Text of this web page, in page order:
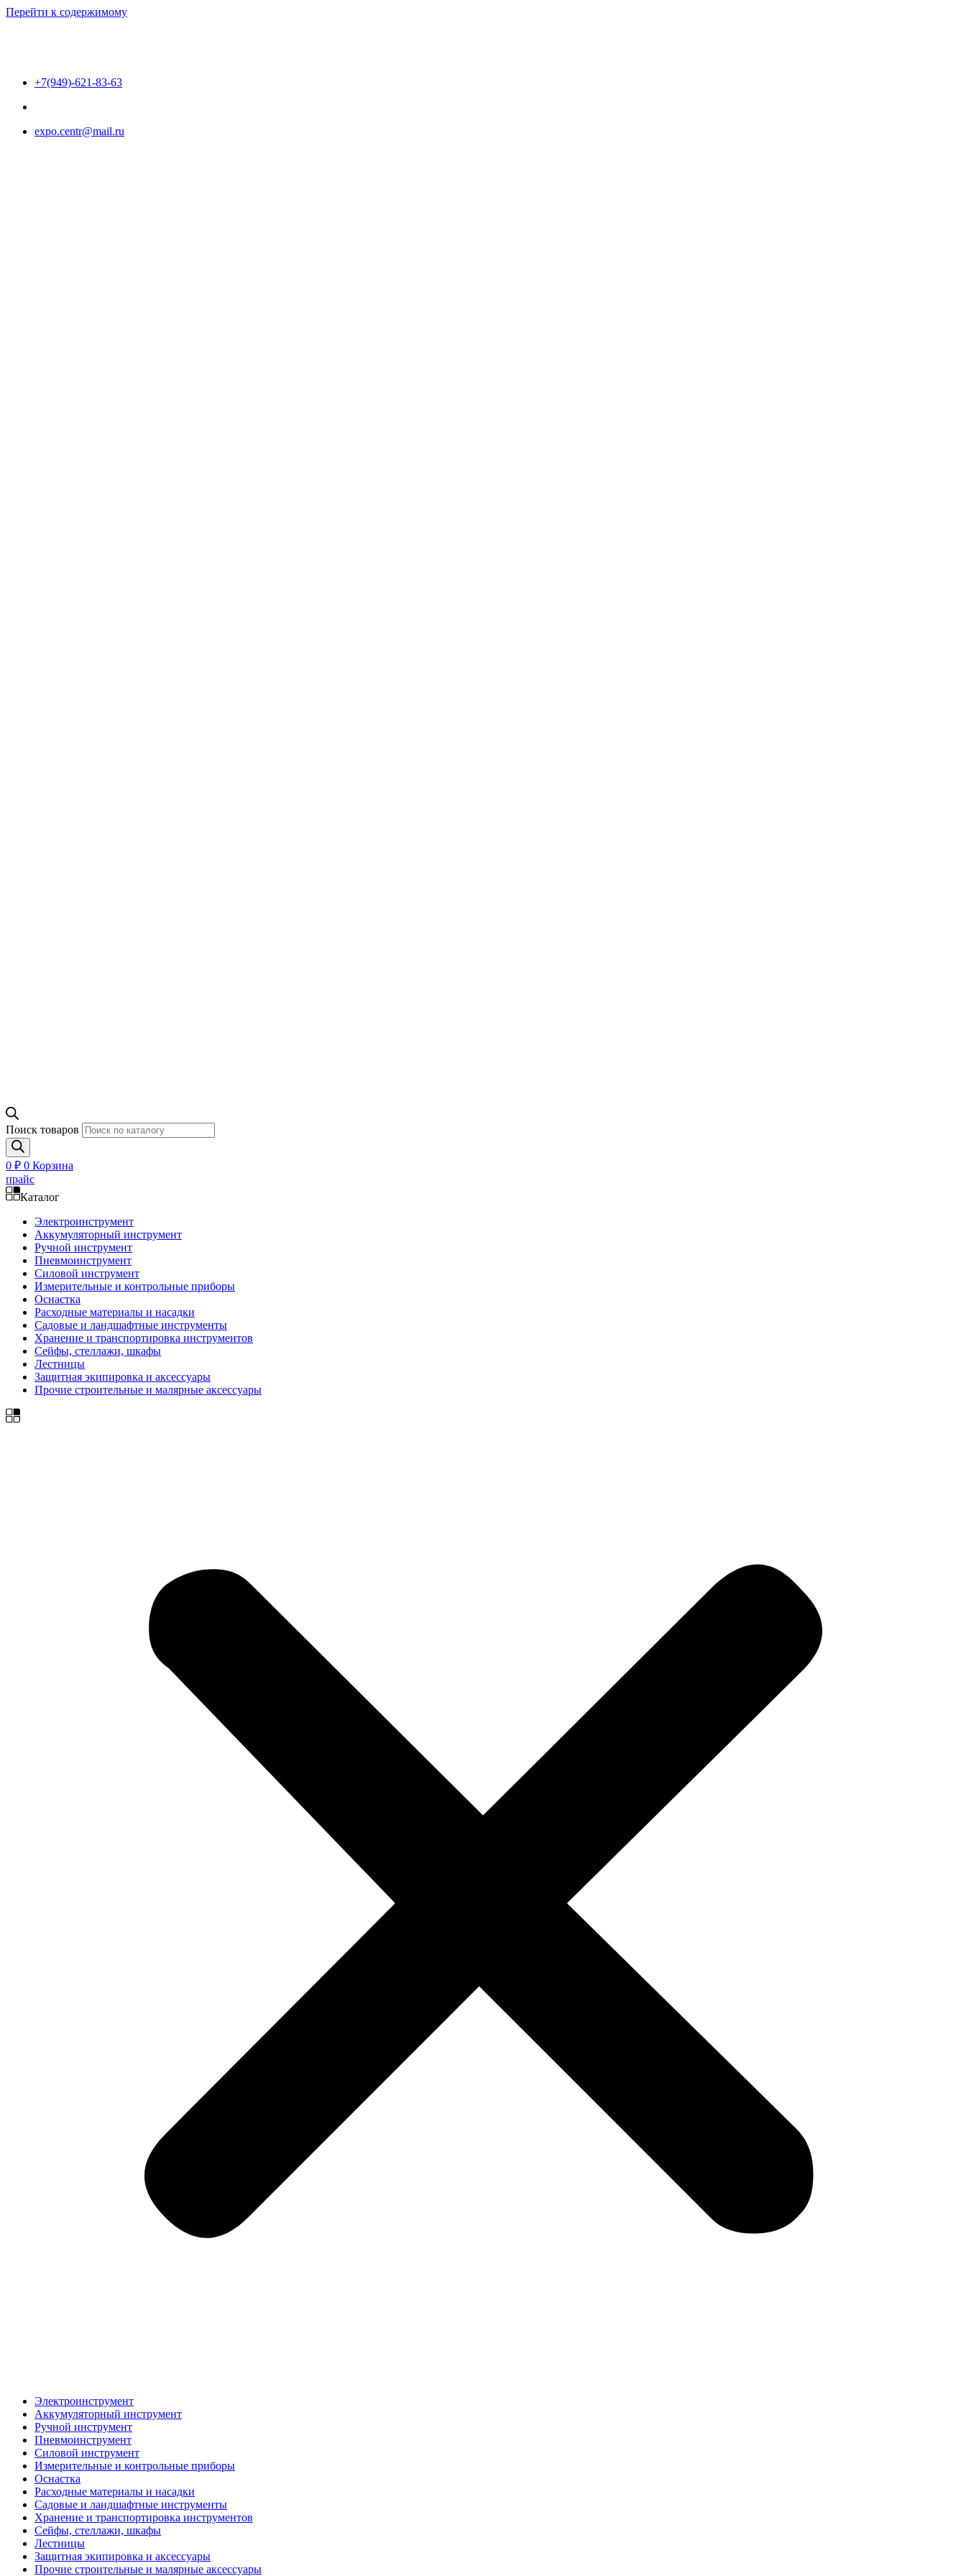
Перейти к содержимому
+7(949)-621-83-63
expo.centr@mail.ru
Поиск товаров
0 ₽ 0 Корзина
прайс
Каталог
Электроинструмент
Аккумуляторный инструмент
Ручной инструмент
Пневмоинструмент
Силовой инструмент
Измерительные и контрольные приборы
Оснастка
Расходные материалы и насадки
Садовые и ландшафтные инструменты
Хранение и транспортировка инструментов
Сейфы, стеллажи, шкафы
Лестницы
Защитная экипировка и аксессуары
Прочие строительные и малярные аксессуары
Электроинструмент
Аккумуляторный инструмент
Ручной инструмент
Пневмоинструмент
Силовой инструмент
Измерительные и контрольные приборы
Оснастка
Расходные материалы и насадки
Садовые и ландшафтные инструменты
Хранение и транспортировка инструментов
Сейфы, стеллажи, шкафы
Лестницы
Защитная экипировка и аксессуары
Прочие строительные и малярные аксессуары